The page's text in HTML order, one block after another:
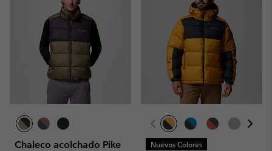
Chaleco acolchado Pike
Nuevos Colores